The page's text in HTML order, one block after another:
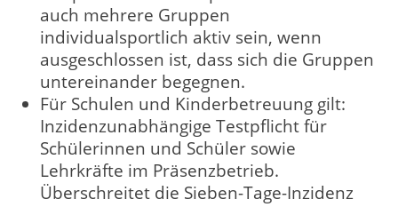
auch mehrere Gruppen
individualsportlich aktiv sein, wenn
ausgeschlossen ist, dass sich die Gruppen
untereinander begegnen.
Für Schulen und Kinderbetreuung gilt:
Inzidenzunabhängige Testpflicht für
Schülerinnen und Schüler sowie
Lehrkräfte im Präsenzbetrieb.
Überschreitet die Sieben-Tage-Inzidenz